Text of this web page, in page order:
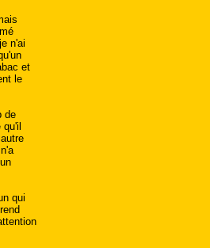
n'ai
et
le
de
qui